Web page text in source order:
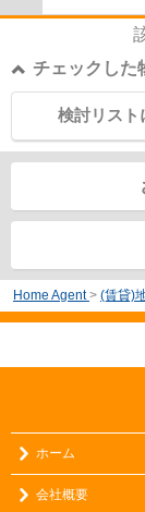
チェックした
検討リスト
Home Agent > (賃貸)
ホーム
会社概要